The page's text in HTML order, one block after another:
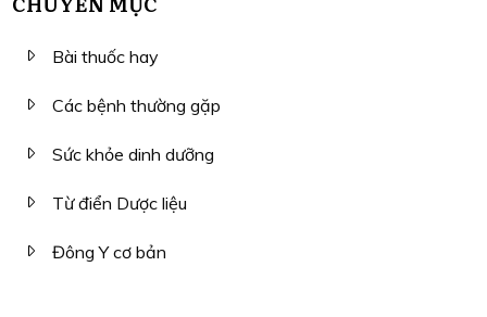
Bài thuốc hay
Các bệnh thường gặp
Sức khỏe dinh dưỡng
Từ điển Dược liệu
Đông Y cơ bản